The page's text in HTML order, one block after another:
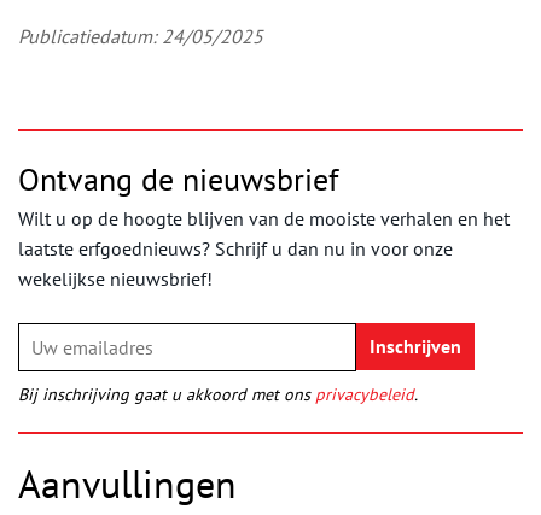
Publicatiedatum: 24/05/2025
Ontvang de nieuwsbrief
Wilt u op de hoogte blijven van de mooiste verhalen en het
laatste erfgoednieuws? Schrijf u dan nu in voor onze
wekelijkse nieuwsbrief!
Bij inschrijving gaat u akkoord met ons privacybeleid.
Aanvullingen